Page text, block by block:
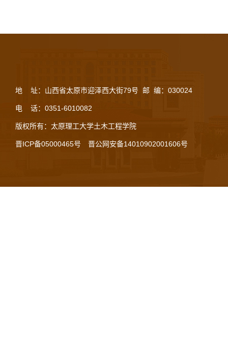
地 址：山西省太原市迎泽西大街79号 邮 编：030024
电 话：0351-6010082
版权所有：太原理工大学土木工程学院
晋ICP备05000465号 晋公网安备14010902001606号